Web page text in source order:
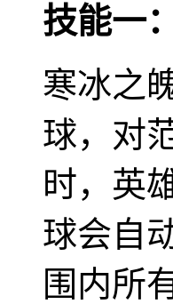
技能一
寒冰之
球，对
时，英
球会自
围内所